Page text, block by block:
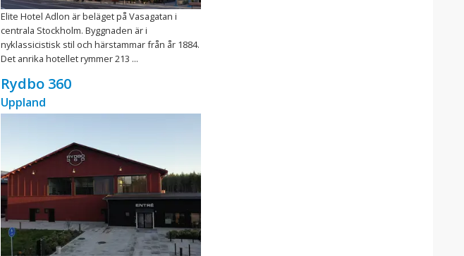
Elite Hotel Adlon är beläget på Vasagatan i
centrala Stockholm. Byggnaden är i
nyklassicistisk stil och härstammar från år 1884.
Det anrika hotellet rymmer 213 ...
Rydbo 360
Uppland